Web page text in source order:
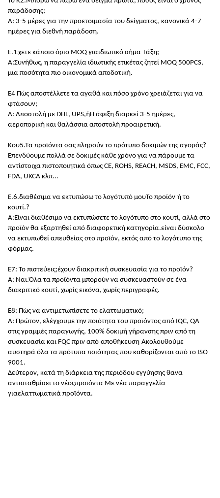
παράδοσης;
Α: 3-5 μέρες για την προετοιμασία του δείγματος, κανονικά 4-7
ημέρες για διεθνή παράδοση.
Ε. Έχετε κάποιο όριο MOQ γιαιδιωτικό σήμα Τάξη;
Α:Συνήθως, η παραγγελία ιδιωτικής ετικέτας ζητεί MOQ 500PCS,
μια ποσότητα πιο οικονομικά αποδοτική.
Ε4 Πώς αποστέλλετε τα αγαθά και πόσο χρόνο χρειάζεται για να
φτάσουν;
Α: Αποστολή με DHL, UPS,ήΗ άφιξη διαρκεί 3-5 ημέρες,
αεροπορική και θαλάσσια αποστολή προαιρετική.
Κου5.Τα προϊόντα σας πληρούν το πρότυπο δοκιμών της αγοράς?
Επενδύουμε πολλά σε δοκιμές κάθε χρόνο για να πάρουμε τα
αντίστοιχα πιστοποιητικά όπως CE, ROHS, REACH, MSDS, EMC, FCC,
FDA, UKCA κλπ...
Ε.6.διαθέσιμα να εκτυπώσω το λογότυπό μουΤο προϊόν ή το
κουτί.?
Α:Είναι διαθέσιμο να εκτυπώσετε το λογότυπο στο κουτί, αλλά στο
προϊόν θα εξαρτηθεί από διαφορετική κατηγορία.είναι δύσκολο
να εκτυπωθεί απευθείας στο προϊόν, εκτός από το λογότυπο της
φόρμας.
Ε7: Το πιστεύεις;έχουν διακριτική συσκευασία για το προϊόν?
Α: Ναι.Όλα τα προϊόντα μπορούν να συσκευαστούν σε ένα
διακριτικό κουτί, χωρίς εικόνα, χωρίς περιγραφές.
Ε8: Πώς να αντιμετωπίσετε το ελαττωματικό;
Α: Πρώτον, ελέγχουμε την ποιότητα του προϊόντος από IQC, QA
στις γραμμές παραγωγής, 100% δοκιμή γήρανσης πριν από τη
συσκευασία και FQC πριν από αποθήκευση Ακολουθούμε
αυστηρά όλα τα πρότυπα ποιότητας που καθορίζονται από το ISO
9001.
Δεύτερον, κατά τη διάρκεια της περιόδου εγγύησης θανα
αντισταθμίσει το νέοςπροϊόντα Με νέα παραγγελία
γιαελαττωματικά προϊόντα.